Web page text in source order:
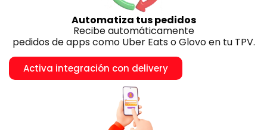
Automatiza tus pedidos
Recibe automáticamente
pedidos de apps como Uber Eats o Glovo en tu TPV.
Activa integración con delivery